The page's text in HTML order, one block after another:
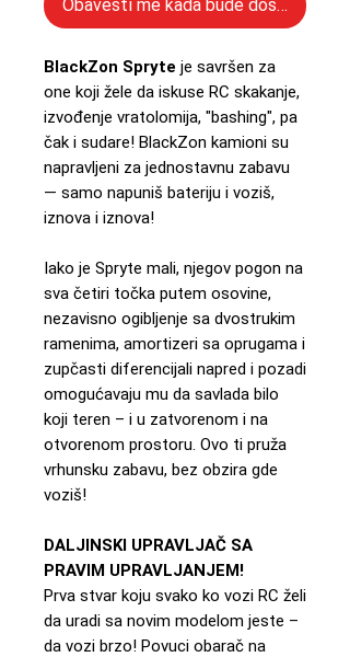
Obavesti me kada bude dostupno
BlackZon Spryte je savršen za
one koji žele da iskuse RC skakanje,
izvođenje vratolomija, "bashing", pa
čak i sudare! BlackZon kamioni su
napravljeni za jednostavnu zabavu
— samo napuniš bateriju i voziš,
iznova i iznova!
Iako je Spryte mali, njegov pogon na
sva četiri točka putem osovine,
nezavisno ogibljenje sa dvostrukim
ramenima, amortizeri sa oprugama i
zupčasti diferencijali napred i pozadi
omogućavaju mu da savlada bilo
koji teren – i u zatvorenom i na
otvorenom prostoru. Ovo ti pruža
vrhunsku zabavu, bez obzira gde
voziš!
DALJINSKI UPRAVLJAČ SA
PRAVIM UPRAVLJANJEM!
Prva stvar koju svako ko vozi RC želi
da uradi sa novim modelom jeste –
da vozi brzo! Povuci obarač na